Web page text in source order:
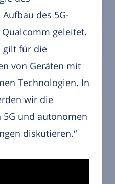
des 5G-
geleitet.
gilt für die
von Geräten mit
Technologien. In
wir die
und autonomen
diskutieren.“